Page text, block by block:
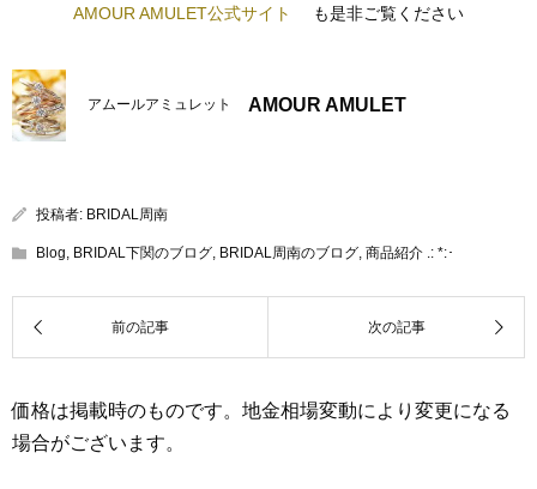
AMOUR AMULET公式サイト
も是非ご覧ください
アムールアミュレット AMOUR AMULET
投稿者: BRIDAL周南
Blog, BRIDAL下関のブログ, BRIDAL周南のブログ, 商品紹介 .: *:･
価格は掲載時のものです。地金相場変動により変更になる
場合がございます。